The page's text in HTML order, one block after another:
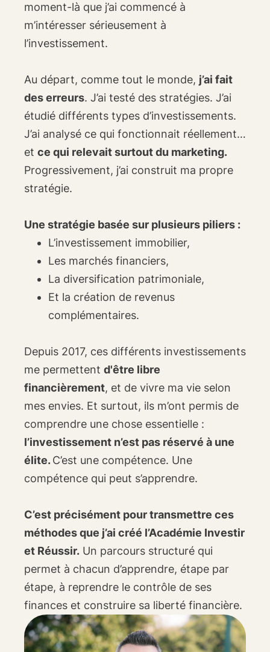
moment-là que j’ai commencé à
m’intéresser sérieusement à
l’investissement.
Au départ, comme tout le monde, j’ai fait
des erreurs. J’ai testé des stratégies. J’ai
étudié différents types d’investissements.
J’ai analysé ce qui fonctionnait réellement…
et ce qui relevait surtout du marketing.
Progressivement, j’ai construit ma propre
stratégie.
Une stratégie basée sur plusieurs piliers :
L’investissement immobilier,
Les marchés financiers,
La diversification patrimoniale,
Et la création de revenus
complémentaires.
Depuis 2017, ces différents investissements
me permettent d'être libre
financièrement, et de vivre ma vie selon
mes envies. Et surtout, ils m’ont permis de
comprendre une chose essentielle :
l’investissement n’est pas réservé à une
élite.C’est une compétence. Une
compétence qui peut s’apprendre.
C’est précisément pour transmettre ces
méthodes que j’ai créé l’Académie Investir
et Réussir. Un parcours structuré qui
permet à chacun d’apprendre, étape par
étape, à reprendre le contrôle de ses
finances et construire sa liberté financière.